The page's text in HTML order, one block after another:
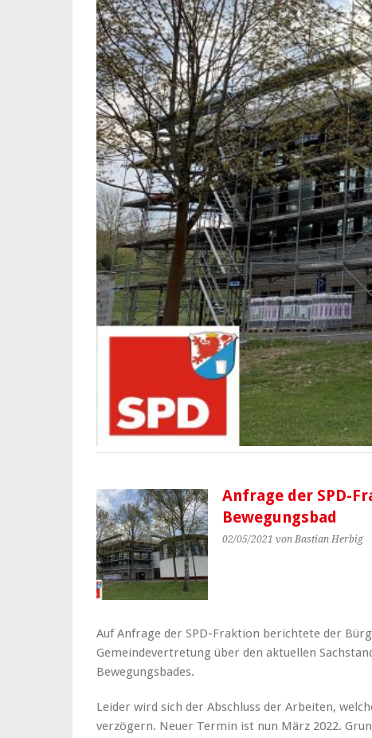
Anfrage der SPD-
Bewegungsbad
02/05/2021 von Bastian Herbig
Auf Anfrage der SPD-Fraktion berichtete der
Gemeindevertretung über den aktuellen
Bewegungsbades.
Leider wird sich der Abschluss der Arbeiten,
verzögern. Neuer Termin ist nun März 2022.